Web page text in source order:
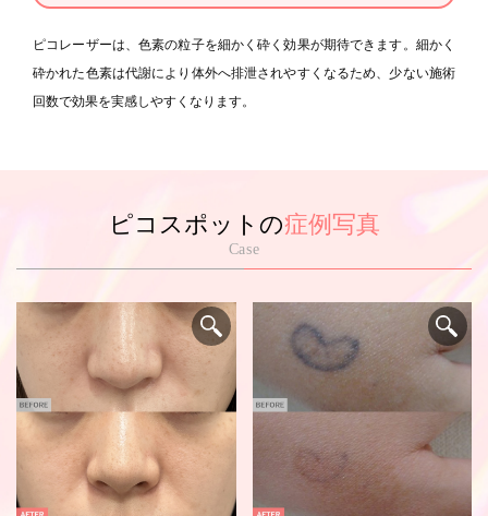
ピコレーザーは、色素の粒子を細かく砕く効果が期待できます。細かく
砕かれた色素は代謝により体外へ排泄されやすくなるため、少ない施術
回数で効果を実感しやすくなります。
ピコスポットの症例写真
Case